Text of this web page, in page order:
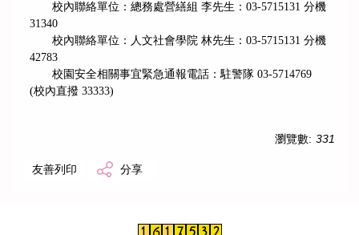
校內聯絡單位：總務處營繕組 李先生：03-5715131 分機
31340
校內聯絡單位：人文社會學院 林先生：03-5715131 分機
42783
校園安全相關事宜緊急通報電話：駐警隊 03-5714769
(校內直撥 33333)
瀏覽數: 331
友善列印 分享